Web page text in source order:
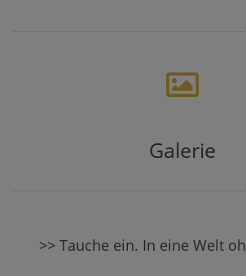
Galerie
>> Tauche ein. In eine Welt